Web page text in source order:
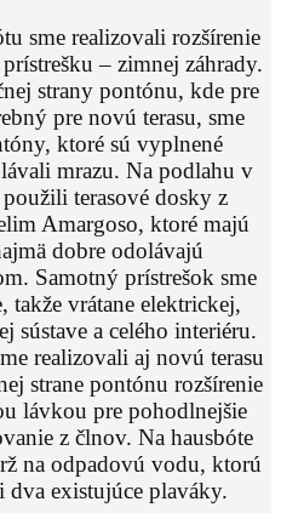
sme realizovali rozšírenie
– zimnej záhrady.
strany pontónu, kde pre
pre novú terasu, sme
ktoré sú vyplnené
mrazu. Na podlahu v
terasové dosky z
Amargoso, ktoré majú
dobre odolávajú
Samotný prístrešok sme
takže vrátane elektrickej,
sústave a celého interiéru.
realizovali aj novú terasu
strane pontónu rozšírenie
lávkou pre pohodlnejšie
z člnov. Na hausbóte
na odpadovú vodu, ktorú
dva existujúce plaváky.